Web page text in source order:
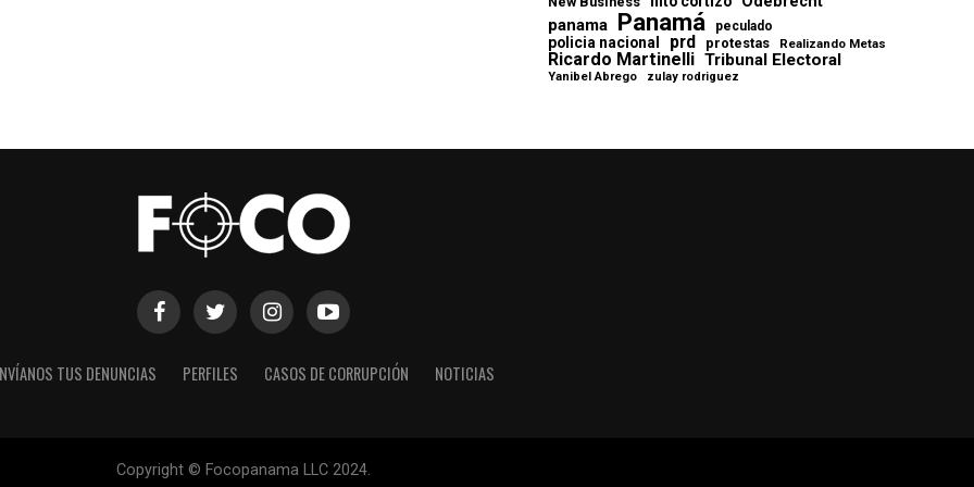
panama Panamá peculado
policia nacional prd protestas Realizando Metas
Ricardo Martinelli Tribunal Electoral
Yanibel Abrego zulay rodriguez
TUS DENUNCIAS PERFILES CASOS DE CORRUPCIÓN NOTICIAS
Copyright © Focopanama LLC 2024.